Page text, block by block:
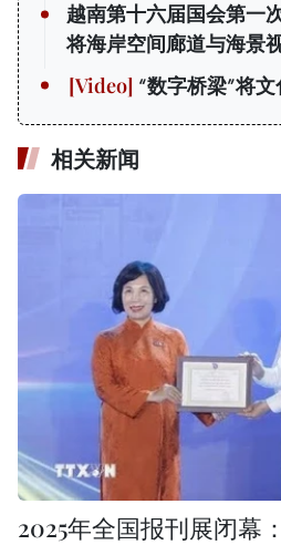
越南第十六届国会第一
将海岸空间廊道与海景
“数字桥梁”将
相关新闻
2025年全国报刊展闭幕